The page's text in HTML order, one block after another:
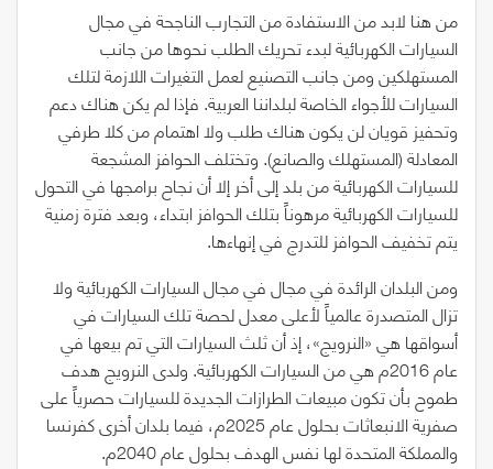
من هنا لابد من الاستفادة من التجارب الناجحة في مجال
السيارات الكهربائية لبدء تحريك الطلب نحوها من جانب
المستهلكين ومن جانب التصنيع لعمل التغيرات اللازمة لتلك
السيارات للأجواء الخاصة لبلداننا العربية. فإذا لم يكن هناك دعم
وتحفيز قويان لن يكون هناك طلب ولا اهتمام من كلا طرفي
المعادلة(المستهلك والصانع). وتختلف الحوافز المشجعة
للسيارات الكهربائية من بلد إلى أخر إلا أن نجاح برامجها في التحول
للسيارات الكهربائية مرهوناً بتلك الحوافز ابتداء، وبعد فترة زمنية
يتم تخفيف الحوافز للتدرج في إنهاءها.
ومن البلدان الرائدة في مجال في مجال السيارات الكهربائية ولا
تزال المتصدرة عالمياً لأعلى معدل لحصة تلك السيارات في
أسواقها هي«النرويج»، إذ أن ثلث السيارات التي تم بيعها في
عام2016م هي من السيارات الكهربائية. ولدى النرويج هدف
طموح بأن تكون مبيعات الطرازات الجديدة للسيارات حصرياً على
صفرية الانبعاثات بحلول عام2025م، فيما بلدان أخرى كفرنسا
والمملكة المتحدة لها نفس الهدف بحلول عام2040م.